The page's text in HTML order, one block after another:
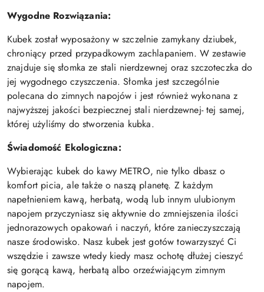
Wygodne Rozwiązania:
Kubek został wyposażony w szczelnie zamykany dziubek,
chroniący przed przypadkowym zachlapaniem. W zestawie
znajduje się słomka ze stali nierdzewnej oraz szczoteczka do
jej wygodnego czyszczenia. Słomka jest szczególnie
polecana do zimnych napojów i jest również wykonana z
najwyższej jakości bezpiecznej stali nierdzewnej- tej samej,
której użyliśmy do stworzenia kubka.
Świadomość Ekologiczna:
Wybierając kubek do kawy METRO, nie tylko dbasz o
komfort picia, ale także o naszą planetę. Z każdym
napełnieniem kawą, herbatą, wodą lub innym ulubionym
napojem przyczyniasz się aktywnie do zmniejszenia ilości
jednorazowych opakowań i naczyń, które zanieczyszczają
nasze środowisko. Nasz kubek jest gotów towarzyszyć Ci
wszędzie i zawsze wtedy kiedy masz ochotę dłużej cieszyć
się gorącą kawą, herbatą albo orzeźwiającym zimnym
napojem.